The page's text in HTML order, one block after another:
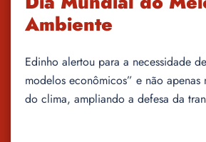
Ambiente
Edinho alertou para a necessidade
modelos econômicos” e não apenas
do clima, ampliando a defesa da